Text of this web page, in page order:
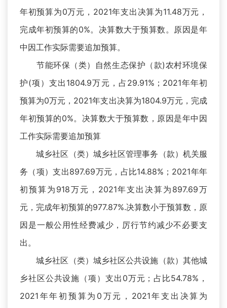
年初预算为0万元，2021年支出决算为11.48万元，
完成年初预算的0%。决算数大于预算数。原因是年
中因工作实际需要追加预算。
节能环保（类）自然生态保护（款)农村环境保
护(项）支出1804.9万元，占29.91%；2021年年初
预算为0万元，2021年支出决算为1804.9万元，完成
年初预算的0%。决算数大于预算数，原因是年中因
工作实际需要追加预算
城乡社区（类）城乡社区管理事务（款）机关服
务（项）支出897.69万元，占比14.88%；2021年年
初预算为918万元，2021年支出决算为897.69万
元，完成年初预算的977.87%.决算数小于预算数，原
因是一般公用性经费减少，厉行节约减少不必要支
出。
城乡社区（类）城乡社区公共设施（款）其他城
乡社区公共设施（项）支出0万元；占比54.78%，
2021年年初预算为0万元，2021年支出决算为